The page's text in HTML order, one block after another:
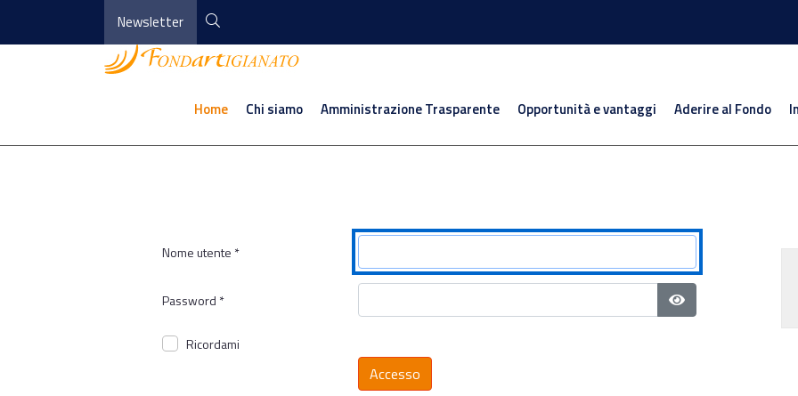
Newsletter
Home Chi siamo Amministrazione Trasparente Opportunità e vantaggi Aderire al Fondo
Nome utente *
Password *
Mostra password
Ricordami
Accesso